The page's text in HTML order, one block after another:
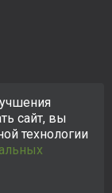
создан
информация
в
сайт, вы
технологии